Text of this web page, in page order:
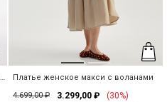
Платье женское макси с воланами
4.699,00 ₽
3.299,00 ₽ (30%)